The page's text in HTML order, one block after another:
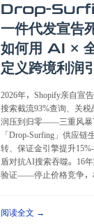
Drop-
一件代发宣告
如何用 AI ×
定义跨境利润
2026年，Shopify亲自宣
搜索截流93%查询、关税
润压到归零——三重风暴
「Drop-Surfing」供应链
转、保证金引擎提升
盾对抗AI搜索吞噬。16
验证——停止价格竞争，
阅读全文 →